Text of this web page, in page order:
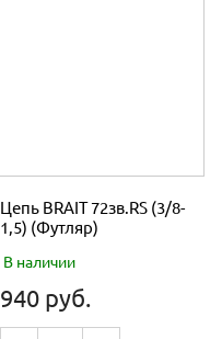
Цепь BRAIT 72зв.RS (3/8-
1,5) (Футляр)
В наличии
940 руб.